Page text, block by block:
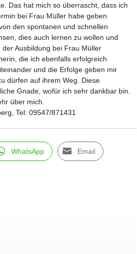
Das hat mich so überrascht, dass ich
bei Frau Müller habe geben
den spontanen und schnellen
dies auch lernen zu wollen und
Ausbildung bei Frau Müller
die ich ebenfalls erfolgreich
und die Erfolge geben mir
dürfen auf ihrem Weg. Diese
Gnade, wofür ich sehr dankbar bin.
über mich.
Tel: 09547/871431
WhatsApp Email